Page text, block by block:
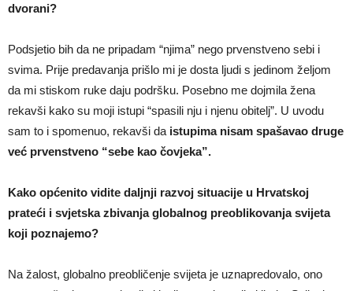
dvorani?
Podsjetio bih da ne pripadam “njima” nego prvenstveno sebi i
svima. Prije predavanja prišlo mi je dosta ljudi s jedinom željom
da mi stiskom ruke daju podršku. Posebno me dojmila žena
rekavši kako su moji istupi “spasili nju i njenu obitelj”. U uvodu
sam to i spomenuo, rekavši da istupima nisam spašavao druge
već prvenstveno “sebe kao čovjeka”.
Kako općenito vidite daljnji razvoj situacije u Hrvatskoj
prateći i svjetska zbivanja globalnog preoblikovanja svijeta
koji poznajemo?
Na žalost, globalno preobličenje svijeta je uznapredovalo, ono